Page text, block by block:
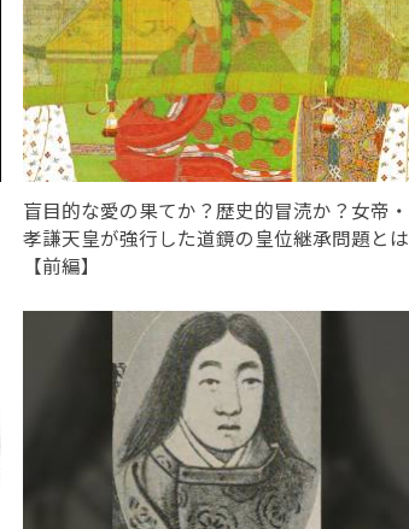
盲目的な愛の果てか？歴史的冒涜か？女帝・
孝謙天皇が強行した道鏡の皇位継承問題とは
【前編】